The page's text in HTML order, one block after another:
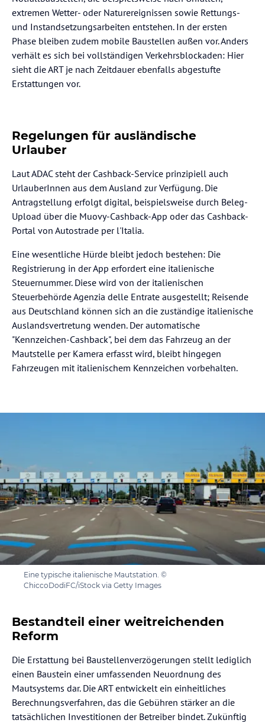
extremen Wetter- oder Naturereignissen sowie Rettungs-
und Instandsetzungsarbeiten entstehen. In der ersten
Phase bleiben zudem mobile Baustellen außen vor. Anders
verhält es sich bei vollständigen Verkehrsblockaden: Hier
sieht die ART je nach Zeitdauer ebenfalls abgestufte
Erstattungen vor.
Regelungen für ausländische
Urlauber
Laut ADAC steht der Cashback-Service prinzipiell auch
UrlauberInnen aus dem Ausland zur Verfügung. Die
Antragstellung erfolgt digital, beispielsweise durch Beleg-
Upload über die Muovy-Cashback-App oder das Cashback-
Portal von Autostrade per l'Italia.
Eine wesentliche Hürde bleibt jedoch bestehen: Die
Registrierung in der App erfordert eine italienische
Steuernummer. Diese wird von der italienischen
Steuerbehörde Agenzia delle Entrate ausgestellt; Reisende
aus Deutschland können sich an die zuständige italienische
Auslandsvertretung wenden. Der automatische
"Kennzeichen-Cashback", bei dem das Fahrzeug an der
Mautstelle per Kamera erfasst wird, bleibt hingegen
Fahrzeugen mit italienischem Kennzeichen vorbehalten.
Eine typische italienische Mautstation. ©
ChiccoDodiFC/iStock via Getty Images
Bestandteil einer weitreichenden
Reform
Die Erstattung bei Baustellenverzögerungen stellt lediglich
einen Baustein einer umfassenden Neuordnung des
Mautsystems dar. Die ART entwickelt ein einheitliches
Berechnungsverfahren, das die Gebühren stärker an die
tatsächlichen Investitionen der Betreiber bindet. Zukünftig